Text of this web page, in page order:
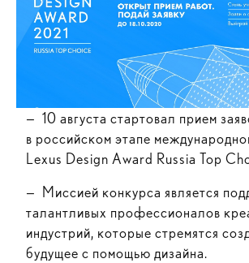
— 10 августа стартовал прием
в российском этапе
Lexus Design Award Russia Top
— Миссией конкурса является
талантливых профессионалов
индустрий, которые стремятся
будущее с помощью дизайна.